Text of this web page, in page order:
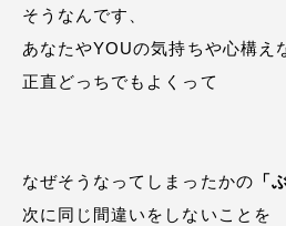
そうなんです、
あなたやYOUの気持ちや心構え
正直どっちでもよくって
なぜそうなってしまったかの 「
次に同じ間違いをしないことを